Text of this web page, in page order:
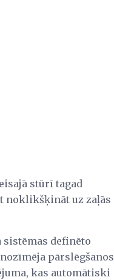
stūrī tagad
noklikšķināt uz zaļās
sistēmas definēto
pārslēgšanos
kas automātiski